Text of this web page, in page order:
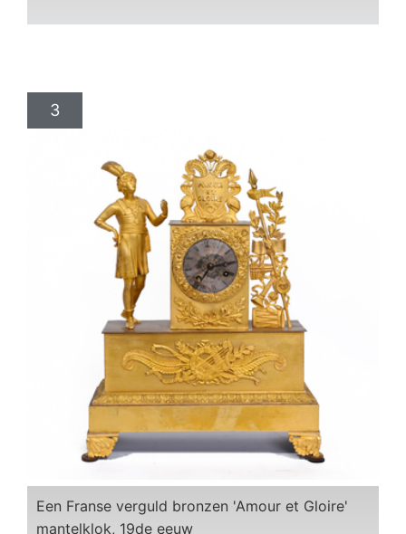
3
Een Franse verguld bronzen 'Amour et Gloire'
mantelklok, 19de eeuw